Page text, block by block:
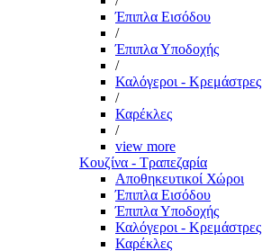
Έπιπλα Εισόδου
/
Έπιπλα Υποδοχής
/
Καλόγεροι - Κρεμάστρες
/
Καρέκλες
/
view more
Κουζίνα - Τραπεζαρία
Αποθηκευτικοί Χώροι
Έπιπλα Εισόδου
Έπιπλα Υποδοχής
Καλόγεροι - Κρεμάστρες
Καρέκλες